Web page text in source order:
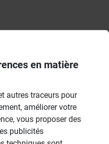
en matière
autres traceurs pour
améliorer votre
vous proposer des
publicités